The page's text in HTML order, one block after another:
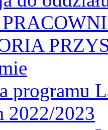
programu
2022/2023